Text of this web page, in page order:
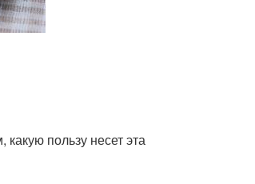
пользу несет эта